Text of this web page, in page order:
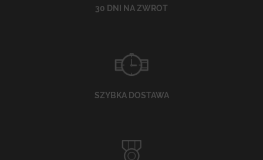
30 DNI NA ZWROT
SZYBKA DOSTAWA